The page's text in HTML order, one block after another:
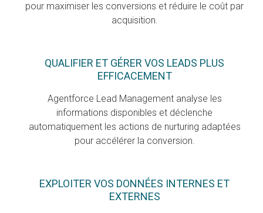
pour maximiser les conversions et réduire le coût par
acquisition.
QUALIFIER ET GÉRER VOS LEADS PLUS
EFFICACEMENT
Agentforce Lead Management analyse les
informations disponibles et déclenche
automatiquement les actions de nurturing adaptées
pour accélérer la conversion.
EXPLOITER VOS DONNÉES INTERNES ET
EXTERNES